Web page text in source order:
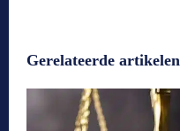
Gerelateerde artikelen